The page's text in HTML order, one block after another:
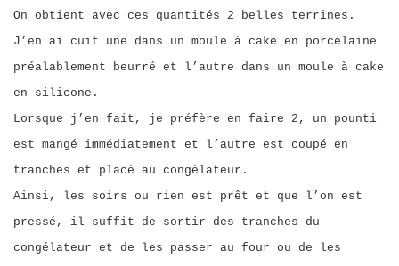
On obtient avec ces quantités 2 belles terrines.
J’en ai cuit une dans un moule à cake en porcelaine
préalablement beurré et l’autre dans un moule à cake
en silicone.
Lorsque j’en fait, je préfère en faire 2, un pounti
est mangé immédiatement et l’autre est coupé en
tranches et placé au congélateur.
Ainsi, les soirs ou rien est prêt et que l’on est
pressé, il suffit de sortir des tranches du
congélateur et de les passer au four ou de les